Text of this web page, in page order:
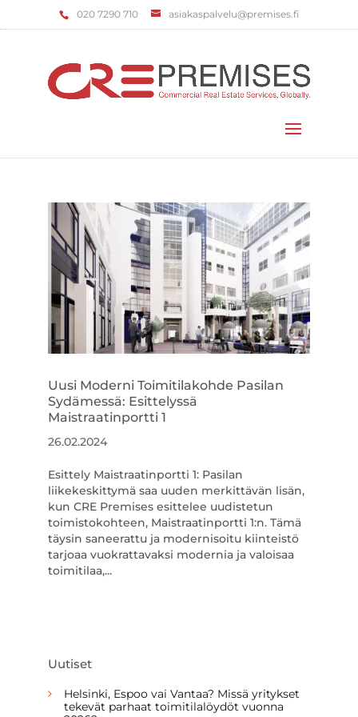
‌020 7290 710 asiakaspalvelu@premises.fi
Uusi Moderni Toimitilakohde Pasilan
Sydämessä: Esittelyssä
Maistraatinportti 1
26.02.2024
Esittely Maistraatinportti 1: Pasilan
liikekeskittymä saa uuden merkittävän lisän,
kun CRE Premises esittelee uudistetun
toimistokohteen, Maistraatinportti 1:n. Tämä
täysin saneerattu ja modernisoitu kiinteistö
tarjoaa vuokrattavaksi modernia ja valoisaa
toimitilaa,...
Uutiset
Helsinki, Espoo vai Vantaa? Missä yritykset
tekevät parhaat toimitilalöydöt vuonna